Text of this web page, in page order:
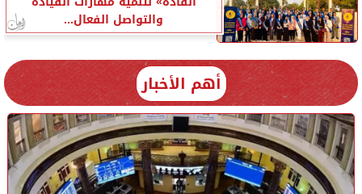
والتواصل الفعال...
أهم الأخبار